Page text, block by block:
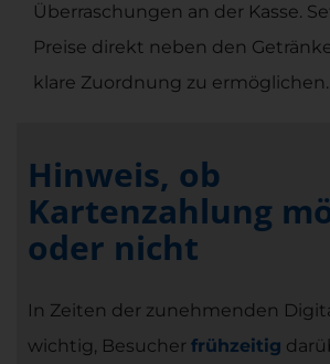
Überraschungen an der Kasse.
Preise direkt neben den
klare Zuordnung zu ermöglichen.
Hinweis, ob
Kartenzahlung
oder nicht
In Zeiten der zunehmenden
wichtig, Besucher frühzeitig